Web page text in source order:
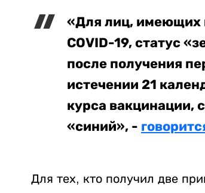
«Для лиц, имеющих
COVID-19, статус
после получения
истечении 21
курса вакцинации,
«синий», -
Для тех, кто получил две